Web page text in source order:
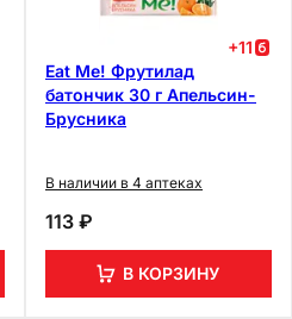
+11
Eat Me! Фрутилад
батончик 30 г Апельсин-
Брусника
В наличии в 4 аптеках
113 ₽
В КОРЗИНУ